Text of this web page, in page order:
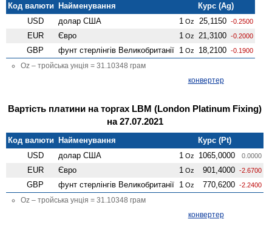
Код валюти Найменування
Курс (Ag)
USD
долар США 1 Oz 25,1150 -0.2500
EUR Євро 1 Oz 21,3100 -0.2000
GBP фунт стерлінгів Велико­британії 1 Oz 18,2100 -0.1900
Oz – тройська унція = 31.10348 грам
конвертер
Вартість платини на торгах LBM (London Platinum Fixing)
на 27.07.2021
Код валюти Найменування
Курс (Pt)
USD
долар США 1 Oz 1065,0000 0.0000
EUR Євро 1 Oz 901,4000 -2.6700
GBP фунт стерлінгів Велико­британії 1 Oz 770,6200 -2.2400
Oz – тройська унція = 31.10348 грам
конвертер